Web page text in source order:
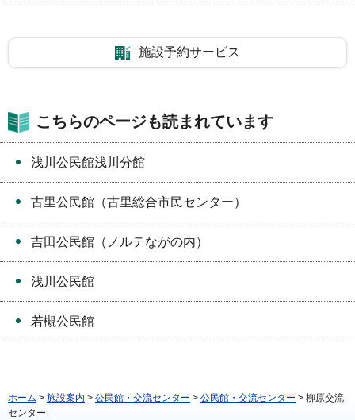
施設予約サービス
こちらのページも読まれています
浅川公民館浅川分館
古里公民館（古里総合市民センター）
吉田公民館（ノルテながの内）
浅川公民館
若槻公民館
ホーム > 施設案内 > 公民館・交流センター > 公民館・交流センター > 柳原交流
センター